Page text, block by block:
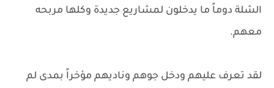
الشلة دوماً ما يدخلون لمشاريع جديدة وكلها مربحه
معهم.
لقد تعرف عليهم ودخل جوهم وناديهم مؤخراً بمدى لم